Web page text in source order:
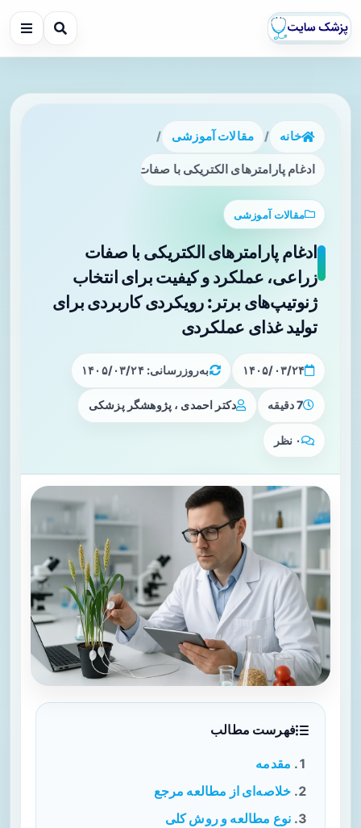
خانه / مقالات آموزشی /
ادغام پارامترهای الکتریکی با صفات زراعی، عملکرد و کیفیت
مقالات آموزشی
ادغام پارامترهای الکتریکی با صفات
زراعی، عملکرد و کیفیت برای انتخاب
ژنوتیپ‌های برتر: رویکردی کاربردی برای
تولید غذای عملکردی
۱۴۰۵/۰۳/۲۴ به‌روزرسانی: ۱۴۰۵/۰۳/۲۴
7 دقیقه دکتر احمدی ، پژوهشگر پزشکی
۰ نظر
فهرست مطالب
مقدمه
خلاصه‌ای از مطالعه مرجع
نوع مطالعه و روش کلی